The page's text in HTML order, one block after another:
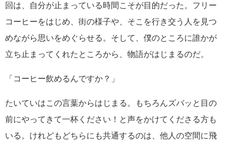
回は、自分が止まっている時間こそが目的だった。フリー
コーヒーをはじめ、街の様子や、そこを行き交う人を見つ
めながら思いをめぐらせる。そして、僕のところに誰かが
立ち止まってくれたところから、物語がはじまるのだ。
「コーヒー飲めるんですか？」
たいていはこの言葉からはじまる。もちろんズバッと目の
前にやってきて一杯ください！と声をかけてくださる方も
いる。けれどもどちらにも共通するのは、他人の空間に飛